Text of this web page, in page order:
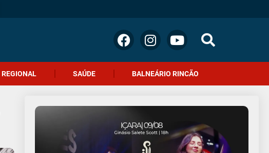
REGIONAL SAÚDE BALNEÁRIO RINCÃO